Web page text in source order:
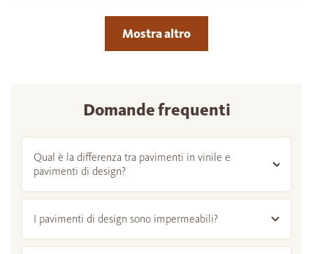
Mostra altro
Domande frequenti
Qual è la differenza tra pavimenti in vinile e
pavimenti di design?
I pavimenti di design sono impermeabili?